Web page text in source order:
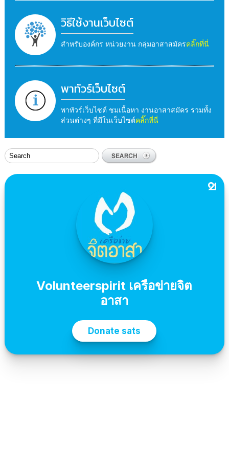
วิธีใช้งานเว็บไซต์
สำหรับองค์กร หน่วยงาน กลุ่มอาสาสมัครคลิ๊กที่นี่
พาทัวร์เว็บไซต์
พาทัวร์เว็บไซต์ ชมเนื้อหา งานอาสาสมัคร รวมทั้ง
ส่วนต่างๆ ที่มีในเว็บไซต์คลิ๊กที่นี่